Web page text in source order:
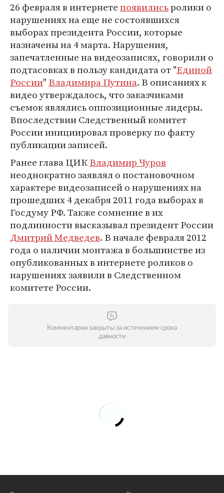
26 февраля в интернетепоявилисьролики о
нарушениях на еще не состоявшихся
выборах президента России, которые
назначены на 4 марта. Нарушения,
запечатленные на видеозаписях, говорили о
подтасовках в пользу кандидата от "Единой
России" Владимира Путина. В описаниях к
видео утверждалось, что заказчиками
съемок являлись оппозиционные лидеры.
Впоследствии Следственный комитет
России инициировал проверку по факту
публикации записей.
Ранее глава ЦИКВладимир Чуров
неоднократно заявлял о постановочном
характере видеозаписей о нарушениях на
прошедших 4 декабря 2011 года выборах в
Госдуму РФ. Также сомнение в их
подлинности высказывал президент России
Дмитрий Медведев. В начале февраля 2012
года о наличии монтажа в большинстве из
опубликованных в интернете роликов о
нарушениях заявили в Следственном
комитете России.
Комментарии закрыты за истечением срока
давности